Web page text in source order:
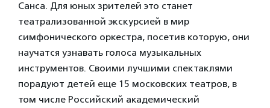
Санса. Для юных зрителей это станет
театрализованной экскурсией в мир
симфонического оркестра, посетив которую, они
научатся узнавать голоса музыкальных
инструментов. Своими лучшими спектаклями
порадуют детей еще 15 московских театров, в
том числе Российский академический